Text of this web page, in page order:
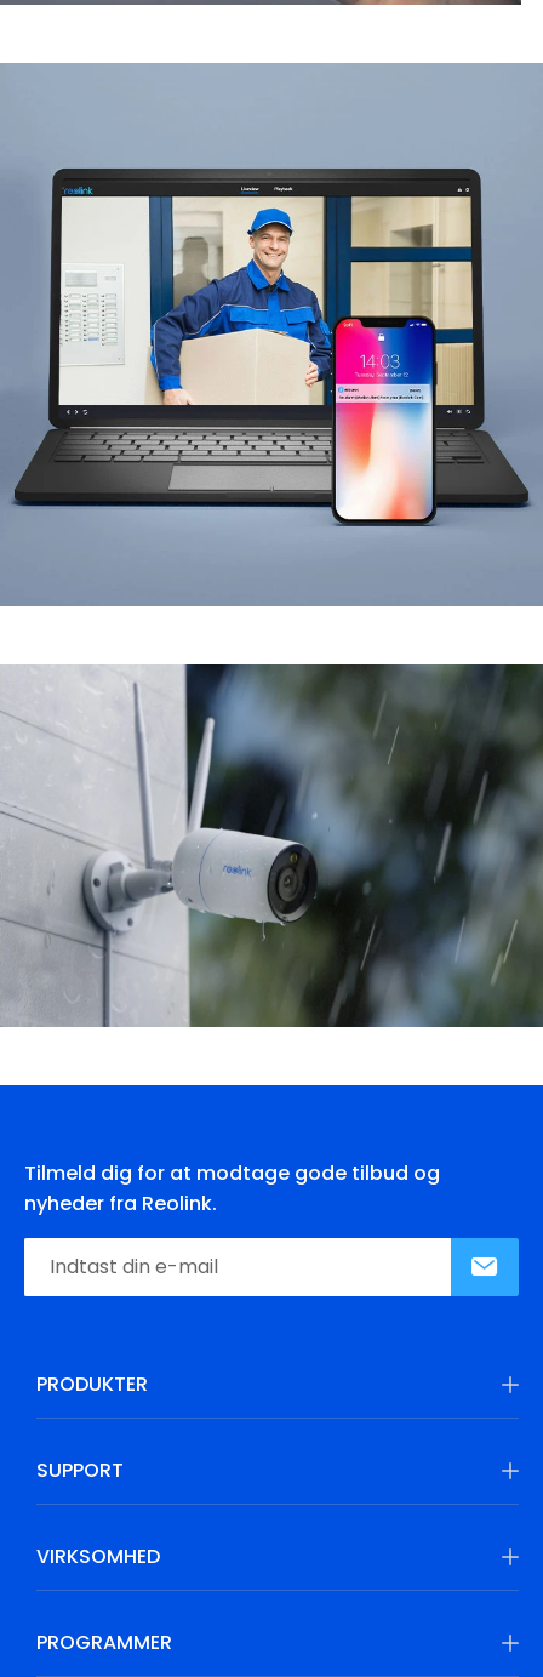
Tilmeld dig for at modtage gode tilbud og
nyheder fra Reolink.
PRODUKTER
SUPPORT
VIRKSOMHED
PROGRAMMER